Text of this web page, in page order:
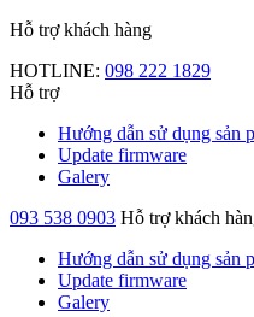
Hỗ trợ khách hàng
HOTLINE: 098 222 1829
Hỗ trợ
Hướng dẫn sử dụng sản
Update firmware
Galery
093 538 0903 Hỗ trợ khách
Hướng dẫn sử dụng sản
Update firmware
Galery